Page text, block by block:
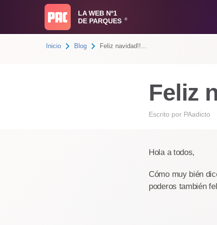
LA WEB Nº1
DE PARQUES
®
Inicio Blog Feliz navidad!!...
Feliz
Escrito por PAadicto
Hola a todos,
Cómo muy bién
poderos también